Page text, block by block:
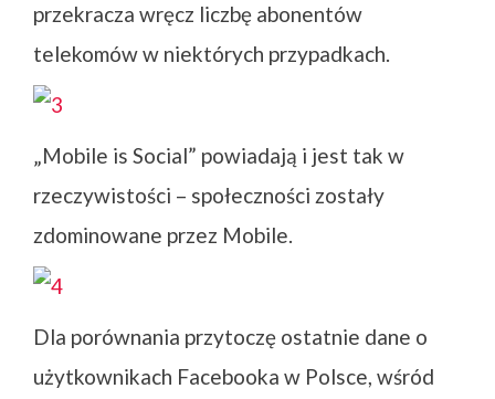
przekracza wręcz liczbę abonentów
telekomów w niektórych przypadkach.
„Mobile is Social” powiadają i jest tak w
rzeczywistości – społeczności zostały
zdominowane przez Mobile.
Dla porównania przytoczę ostatnie dane o
użytkownikach Facebooka w Polsce, wśród